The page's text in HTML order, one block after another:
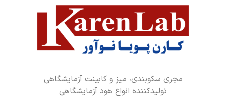
مجری سکوبندی، میز و کابینت آزمایشگاهی
تولیدکننده انواع هود آزمایشگاهی